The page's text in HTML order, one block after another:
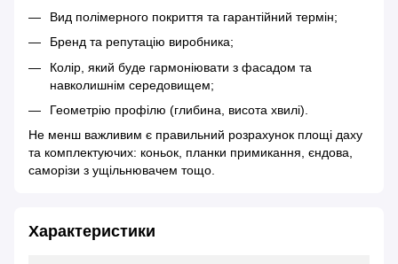
Вид полімерного покриття та гарантійний термін;
Бренд та репутацію виробника;
Колір, який буде гармоніювати з фасадом та
навколишнім середовищем;
Геометрію профілю (глибина, висота хвилі).
Не менш важливим є правильний розрахунок площі даху
та комплектуючих: коньок, планки примикання, єндова,
саморізи з ущільнювачем тощо.
Характеристики